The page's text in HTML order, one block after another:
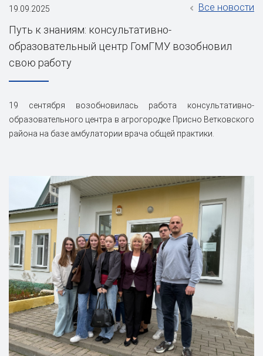
19.09.2025 Все новости
Путь к знаниям: консультативно-
образовательный центр ГомГМУ возобновил
свою работу
19 сентября возобновилась работа консультативно-
образовательного центра в агрогородке Присно Ветковского
района на базе амбулатории врача общей практики.